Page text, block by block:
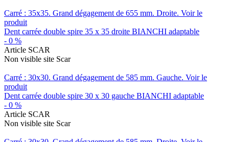
Carré : 35x35. Grand dégagement de 655 mm. Droite. Voir le
produit
Dent carrée double spire 35 x 35 droite BIANCHI adaptable
- 0 %
Article SCAR
Non visible site Scar
Carré : 30x30. Grand dégagement de 585 mm. Gauche. Voir le
produit
Dent carrée double spire 30 x 30 gauche BIANCHI adaptable
- 0 %
Article SCAR
Non visible site Scar